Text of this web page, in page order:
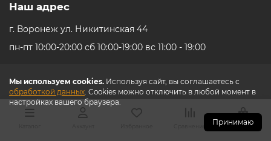
Мы используем cookies. Используя сайт, вы соглашаетесь с
обработкой данных. Cookies можно отключить в любой момент в
настройках вашего браузера.
Принимаю
Наш адрес
г. Воронеж ул. Никитинская 44
пн-пт 10:00-20:00 сб 10:00-19:00 вс 11:00 - 19:00
Корзина